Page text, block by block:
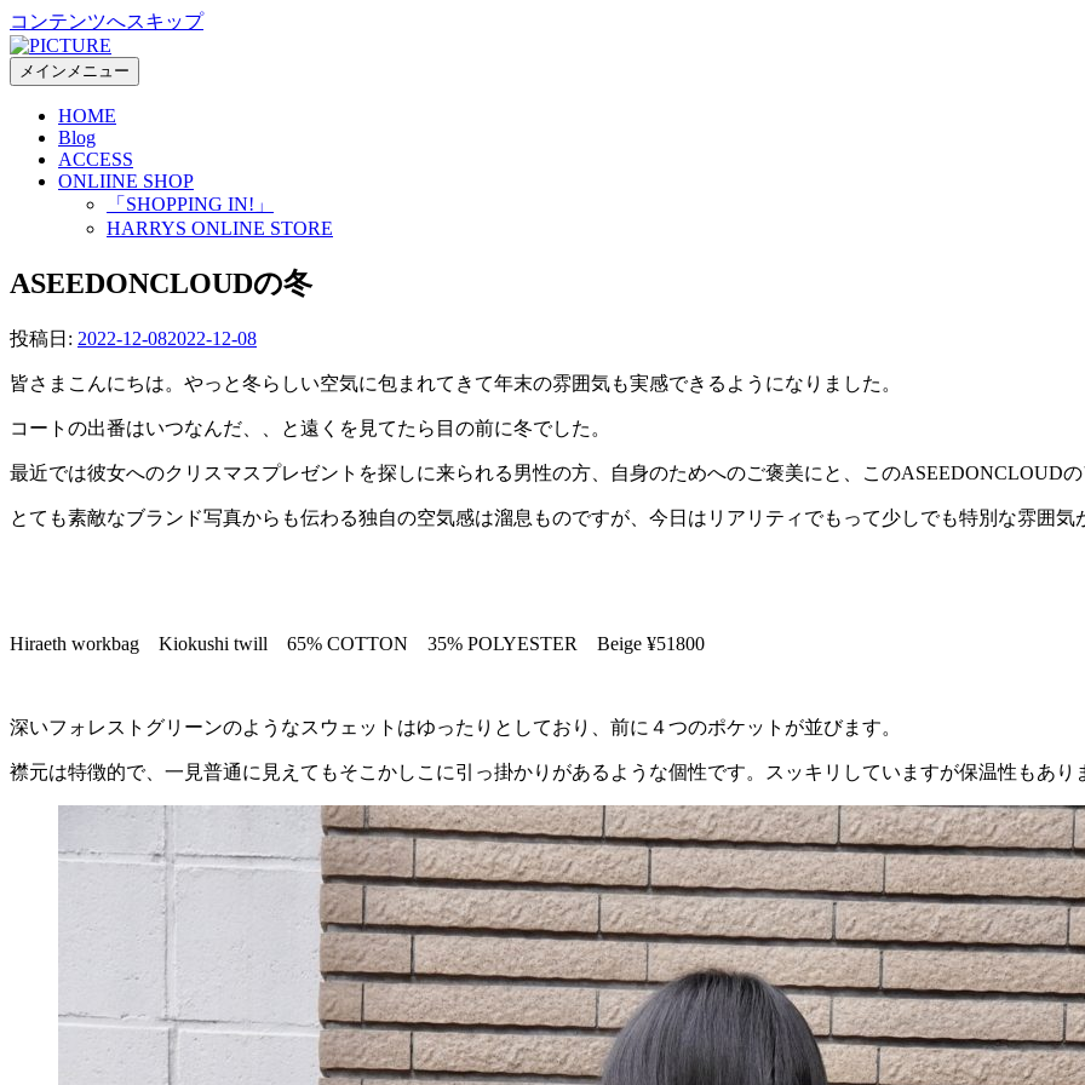
コンテンツへスキップ
メインメニュー
HOME
Blog
ACCESS
ONLIINE SHOP
「SHOPPING IN!」
HARRYS ONLINE STORE
ASEEDONCLOUDの冬
投稿日: 2022-12-082022-12-08
皆さまこんにちは。やっと冬らしい空気に包まれてきて年末の雰囲気も実感できるようになりました。
コートの出番はいつなんだ、、と遠くを見てたら目の前に冬でした。
最近では彼女へのクリスマスプレゼントを探しに来られる男性の方、自身のためへのご褒美にと、このASEEDONCLOUD
とても素敵なブランド写真からも伝わる独自の空気感は溜息ものですが、今日はリアリティでもって少しでも特別な雰囲
Hiraeth workbag Kiokushi twill 65% COTTON 35% POLYESTER Beige ¥51800
深いフォレストグリーンのようなスウェットはゆったりとしており、前に４つのポケットが並びます。
襟元は特徴的で、一見普通に見えてもそこかしこに引っ掛かりがあるような個性です。スッキリしていますが保温性もあり